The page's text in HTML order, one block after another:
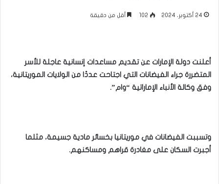
24 أكتوبر، 2024 102 أقل من دقيقة
أعلنت دولة الإمارات عن تقديم مساعدات إنسانية عاجلة للأسر
المتضررة جراء الفيضانات التي اجتاحت عددًا من الولايات الموريتانية،
وفق وكالة الأنباء الإماراتية “وام”.
وتسببت الفيضانات في موريتانيا بخسائر مادية جسيمة، مثلما
أجبرت السكان على مغادرة قراهم ومساكنهم.